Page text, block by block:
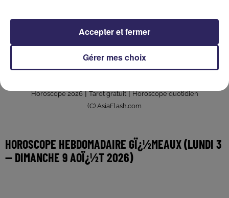
Horoscope G ¿½meaux - Clin d'oeil
Cessez de redouter des problèmes, le plus souvent
imaginaires ou exagérés. C'est en sachant apprécier les
côtés positifs de votre vie que vous vous donnerez de la
confiance.
Horoscope 2026|Tarot gratuit|Horoscope quotidien
(C) AsiaFlash.com
HOROSCOPE HEBDOMADAIRE GÏ¿½MEAUX (LUNDI 3
-- DIMANCHE 9 AOÏ¿½T 2026)
Gérer mes choix
Accepter et fermer